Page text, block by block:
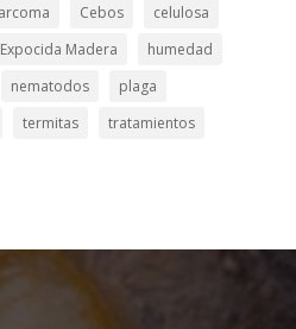
Cebos
celulosa
Expocida Madera
humedad
nematodos
plaga
termitas
tratamientos